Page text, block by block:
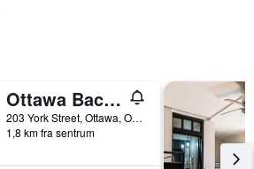
Ottawa Backpackers Inn
203 York Street, Ottawa, ON, Canada
1,8 km fra sentrum